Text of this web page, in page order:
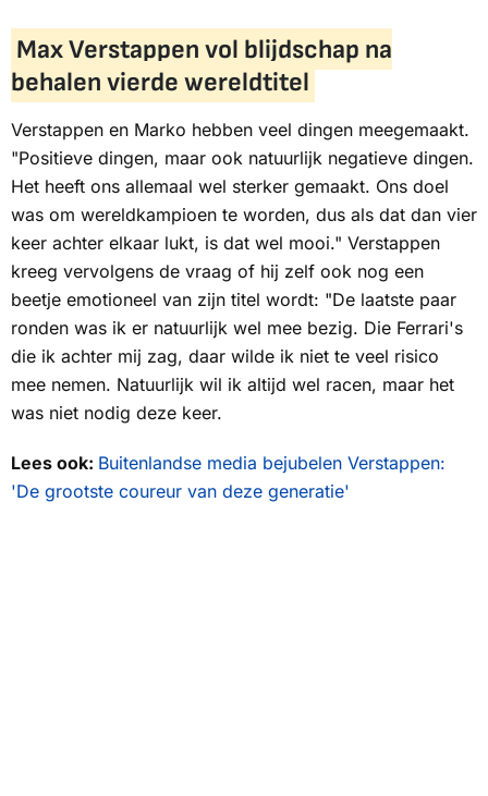
Max Verstappen vol blijdschap na
behalen vierde wereldtitel
Verstappen en Marko hebben veel dingen meegemaakt.
"Positieve dingen, maar ook natuurlijk negatieve dingen.
Het heeft ons allemaal wel sterker gemaakt. Ons doel
was om wereldkampioen te worden, dus als dat dan vier
keer achter elkaar lukt, is dat wel mooi." Verstappen
kreeg vervolgens de vraag of hij zelf ook nog een
beetje emotioneel van zijn titel wordt: "De laatste paar
ronden was ik er natuurlijk wel mee bezig. Die Ferrari's
die ik achter mij zag, daar wilde ik niet te veel risico
mee nemen. Natuurlijk wil ik altijd wel racen, maar het
was niet nodig deze keer.
Lees ook: Buitenlandse media bejubelen Verstappen:
'De grootste coureur van deze generatie'